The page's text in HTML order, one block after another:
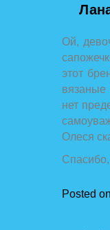
Ой,
этот
нет
Олеся
Posted on